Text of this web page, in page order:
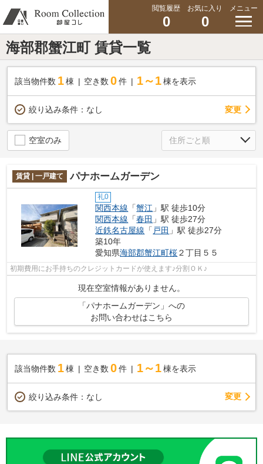
閲覧履歴
0
お気に入り
0
メニュー
海部郡蟹江町 賃貸一覧
該当物件数 1棟 空き数 0 件 1～1 棟を表示
絞り込み条件： なし 変更
空室のみ
賃貸 | 一戸建て パナホームガーデン
礼0
関西本線 「蟹江 」駅 徒歩10分
関西本線 「春田 」駅 徒歩27分
近鉄名古屋線 「 戸田 」駅 徒歩27分
築10年
愛知県海部郡蟹江町桜２丁目５５
初期費用にお手持ちのクレジットカードが使えます♪分割ＯＫ♪
現在空室情報がありません。
「パナホームガーデン」への
お問い合わせはこちら
該当物件数 1棟 空き数 0 件 1～1 棟を表示
絞り込み条件： なし 変更